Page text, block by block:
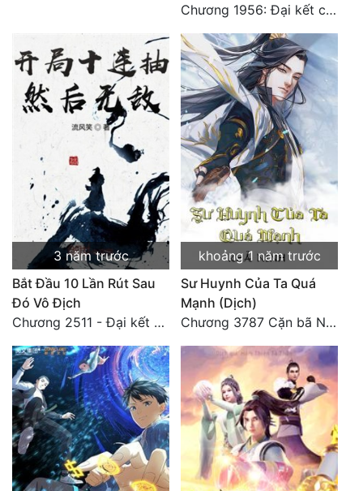
Chương 1956: Đại kết cục
3 năm trước
Bắt Đầu 10 Lần Rút Sau
Đó Vô Địch
Chương 2511 - Đại kết cục, Phiên ngoại thiên: Chư thiên quy nhất giới, vĩnh hằng thế giới. Hết!
khoảng 1 năm trước
Sư Huynh Của Ta Quá
Mạnh (Dịch)
Chương 3787 Cặn bã Nam Thiên Đạo